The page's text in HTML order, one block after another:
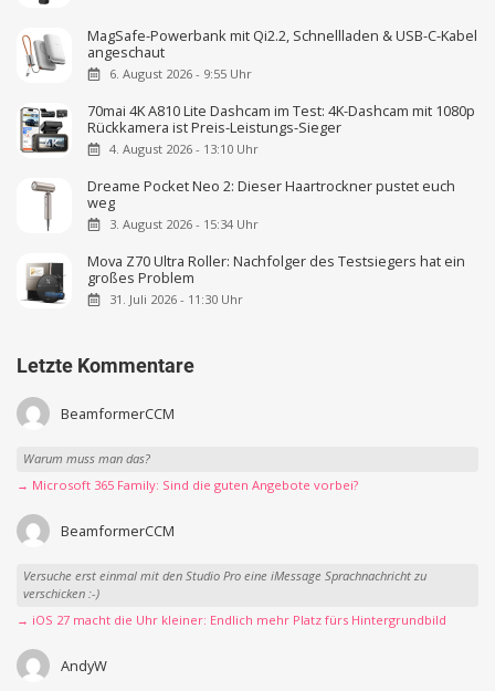
MagSafe-Powerbank mit Qi2.2, Schnellladen & USB-C-Kabel
angeschaut
6. August 2026 - 9:55 Uhr
70mai 4K A810 Lite Dashcam im Test: 4K-Dashcam mit 1080p
Rückkamera ist Preis-Leistungs-Sieger
4. August 2026 - 13:10 Uhr
Dreame Pocket Neo 2: Dieser Haartrockner pustet euch
weg
3. August 2026 - 15:34 Uhr
Mova Z70 Ultra Roller: Nachfolger des Testsiegers hat ein
großes Problem
31. Juli 2026 - 11:30 Uhr
Letzte Kommentare
BeamformerCCM
Warum muss man das?
→ Microsoft 365 Family: Sind die guten Angebote vorbei?
BeamformerCCM
Versuche erst einmal mit den Studio Pro eine iMessage Sprachnachricht zu
verschicken :-)
→ iOS 27 macht die Uhr kleiner: Endlich mehr Platz fürs Hintergrundbild
AndyW